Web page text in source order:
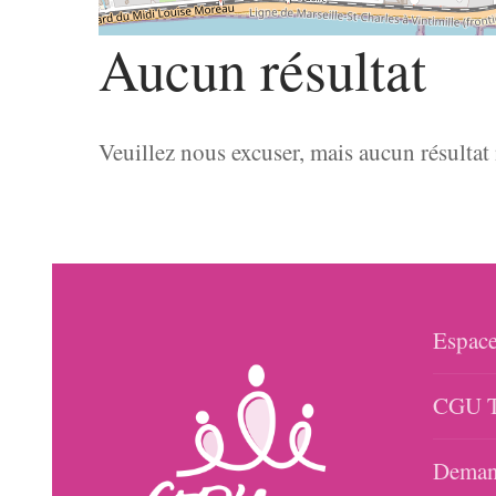
Aucun résultat
Veuillez nous excuser, mais aucun
CGU